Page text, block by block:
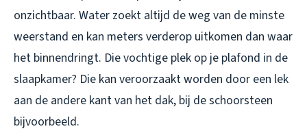
onzichtbaar. Water zoekt altijd de weg van de minste
weerstand en kan meters verderop uitkomen dan waar
het binnendringt. Die vochtige plek op je plafond in de
slaapkamer? Die kan veroorzaakt worden door een lek
aan de andere kant van het dak, bij de schoorsteen
bijvoorbeeld.